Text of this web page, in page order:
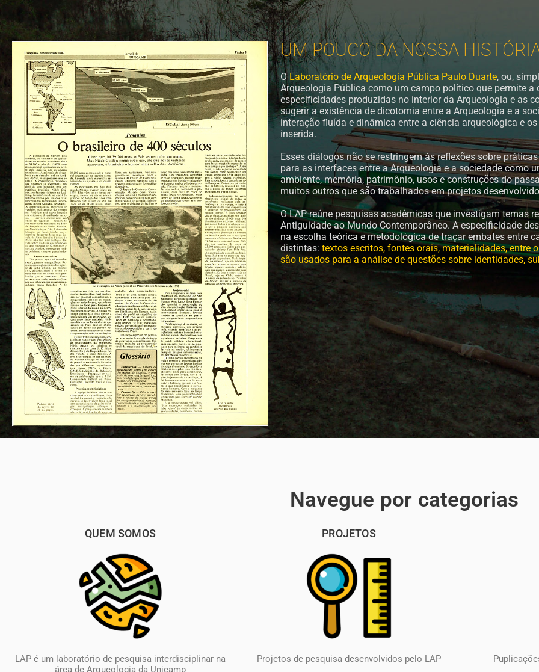
UM POUCO DA NOSSA
O Laboratório de Arqueologia Pública Paulo Duarte, ou,
Arqueologia Pública como um campo político que permite a
especificidades produzidas no interior da Arqueologia e as
sugerir a existência de dicotomia entre a Arqueologia e a
interação fluída e dinâmica entre a ciência arqueológica e
inserida.
Esses diálogos não se restringem às reflexões sobre
para as interfaces entre a Arqueologia e a sociedade como
ambiente, memória, patrimônio, usos e construções do
muitos outros que são trabalhados em projetos
O LAP reúne pesquisas acadêmicas que investigam temas
Antiguidade ao Mundo Contemporâneo. A especificidade
na escolha teórica e metodológica de traçar embates entre
distintas: textos escritos, fontes orais, materialidades, entre
são usados para a análise de questões sobre identidades,
Navegue por categorias
QUEM SOMOS
LAP é um laboratório de pesquisa interdisciplinar na
área de Arqueologia da Unicamp
PROJETOS
Projetos de pesquisa desenvolvidos pelo LAP